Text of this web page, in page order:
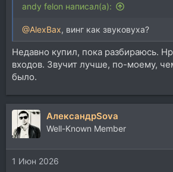
andy felon написал(а):
@AlexBax, винг как звуковуха?
Недавно купил, пока разбираюсь.
входов. Звучит лучше, по-моему,
было.
АлександрSova
Well-Known Member
1 Июн 2026